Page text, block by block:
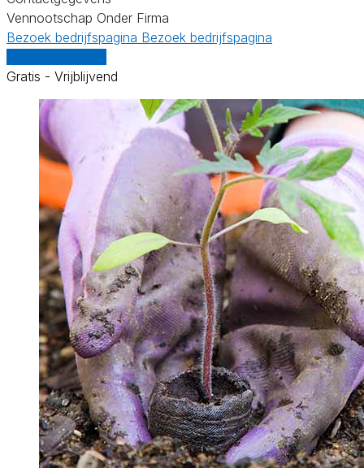
Vennootschap Onder Firma
Bezoek bedrijfspagina Bezoek bedrijfspagina
Gratis - Vrijblijvend